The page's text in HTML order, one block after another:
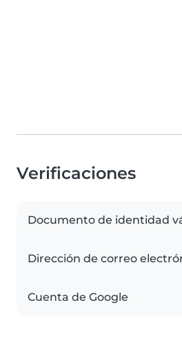
Verificaciones
Documento de identidad
Dirección de correo
Cuenta de Google